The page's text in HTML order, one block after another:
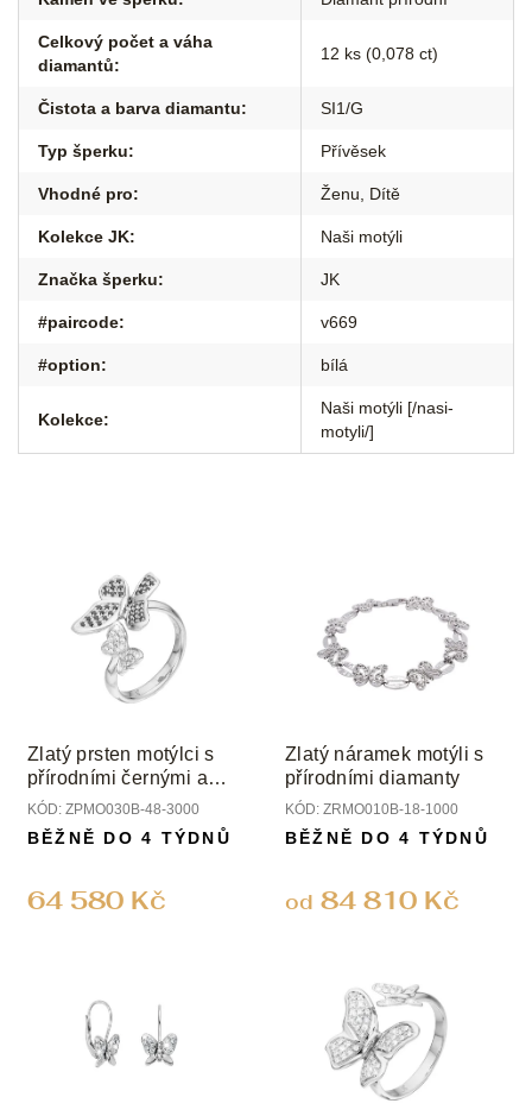
Celkový počet a váha
diamantů:
12 ks (0,078 ct)
Čistota a barva diamantu: SI1/G
Typ šperku: Přívěsek
Vhodné pro: Ženu Dítě
Kolekce JK: Naši motýli
Značka šperku: JK
#paircode: v669
#option: bílá
Kolekce:
Naši motýli [/nasi-
motyli/]
Zlatý prsten motýlci s
přírodními černými a
čirými diamanty
KÓD: ZPMO030B-48-3000
64 580 Kč
BĚŽNĚ DO 4 TÝDNŮ
Zlatý náramek motýli s
přírodními diamanty
KÓD: ZRMO010B-18-1000
od 84 810 Kč
BĚŽNĚ DO 4 TÝDNŮ